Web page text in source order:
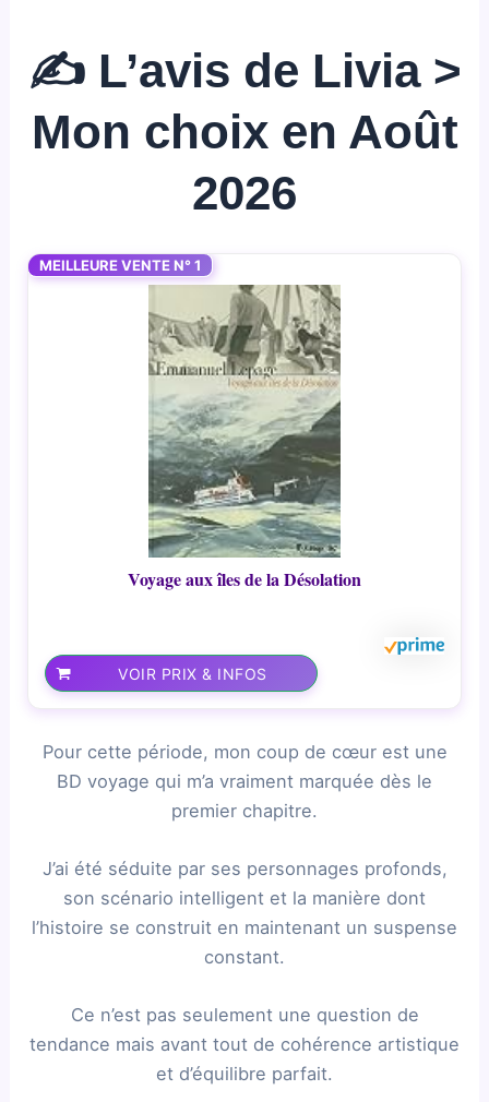
✍️ L’avis de Livia >
Mon choix en Août
2026
MEILLEURE VENTE N° 1
Voyage aux îles de la Désolation
VOIR PRIX & INFOS
Pour cette période, mon coup de cœur est une
BD voyage qui m’a vraiment marquée dès le
premier chapitre.
J’ai été séduite par ses personnages profonds,
son scénario intelligent et la manière dont
l’histoire se construit en maintenant un suspense
constant.
Ce n’est pas seulement une question de
tendance mais avant tout de cohérence artistique
et d’équilibre parfait.